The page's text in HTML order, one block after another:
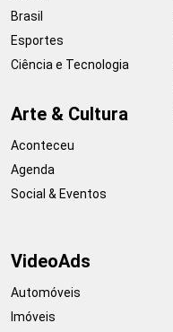
Brasil
Esportes
Ciência e Tecnologia
Arte & Cultura
Aconteceu
Agenda
Social & Eventos
VideoAds
Automóveis
Imóveis